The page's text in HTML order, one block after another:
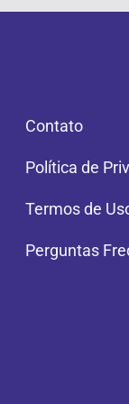
Contato
Política de
Termos de
Perguntas